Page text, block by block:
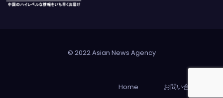
© 2022 Asian News Agency
Home お問い合わせ